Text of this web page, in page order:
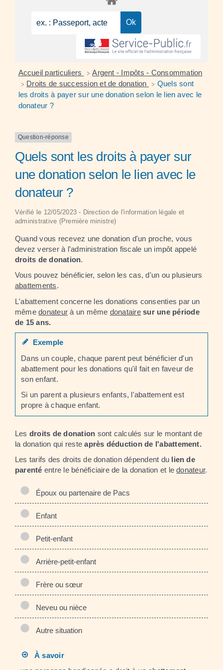
Accueil particuliers > Argent - Impôts - Consommation
> Droits de succession et de donation > Quels sont
les droits à payer sur une donation selon le lien avec le
donateur ?
Question-réponse
Quels sont les droits à payer sur
une donation selon le lien avec le
donateur ?
Vérifié le 12/05/2023 - Direction de l'information légale et
administrative (Première ministre)
Quand vous recevez une donation d'un proche, vous
devez verser à l'administration fiscale un impôt appelé
droits de donation.
Vous pouvez bénéficier, selon les cas, d'un ou plusieurs
abattements.
L'abattement concerne les donations consenties par un
mêmedonateur à un même donataire sur une période
de 15 ans.
Exemple
Dans un couple, chaque parent peut bénéficier d'un
abattement pour les donations qu'il fait en faveur de
son enfant.
Si un parent a plusieurs enfants, l'abattement est
propre à chaque enfant.
Les droits de donation sont calculés sur le montant de
la donation qui resteaprès déduction de l'abattement.
Les tarifs des droits de donation dépendent du lien de
parenté entre le bénéficiaire de la donation et ledonateur.
Époux ou partenaire de Pacs
Enfant
Petit-enfant
Arrière-petit-enfant
Frère ou sœur
Neveu ou nièce
Autre situation
À savoir